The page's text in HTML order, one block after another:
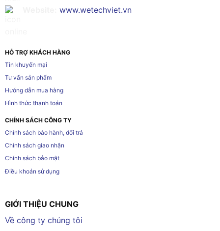
www.wetechviet.vn
HỖ TRỢ KHÁCH HÀNG
Tin khuyến mại
Tư vấn sản phẩm
Hướng dẫn mua hàng
Hình thức thanh toán
CHÍNH SÁCH CÔNG TY
Chính sách bảo hành, đổi trả
Chính sách giao nhận
Chính sách bảo mật
Điều khoản sử dụng
GIỚI THIỆU CHUNG
Về công ty chúng tôi